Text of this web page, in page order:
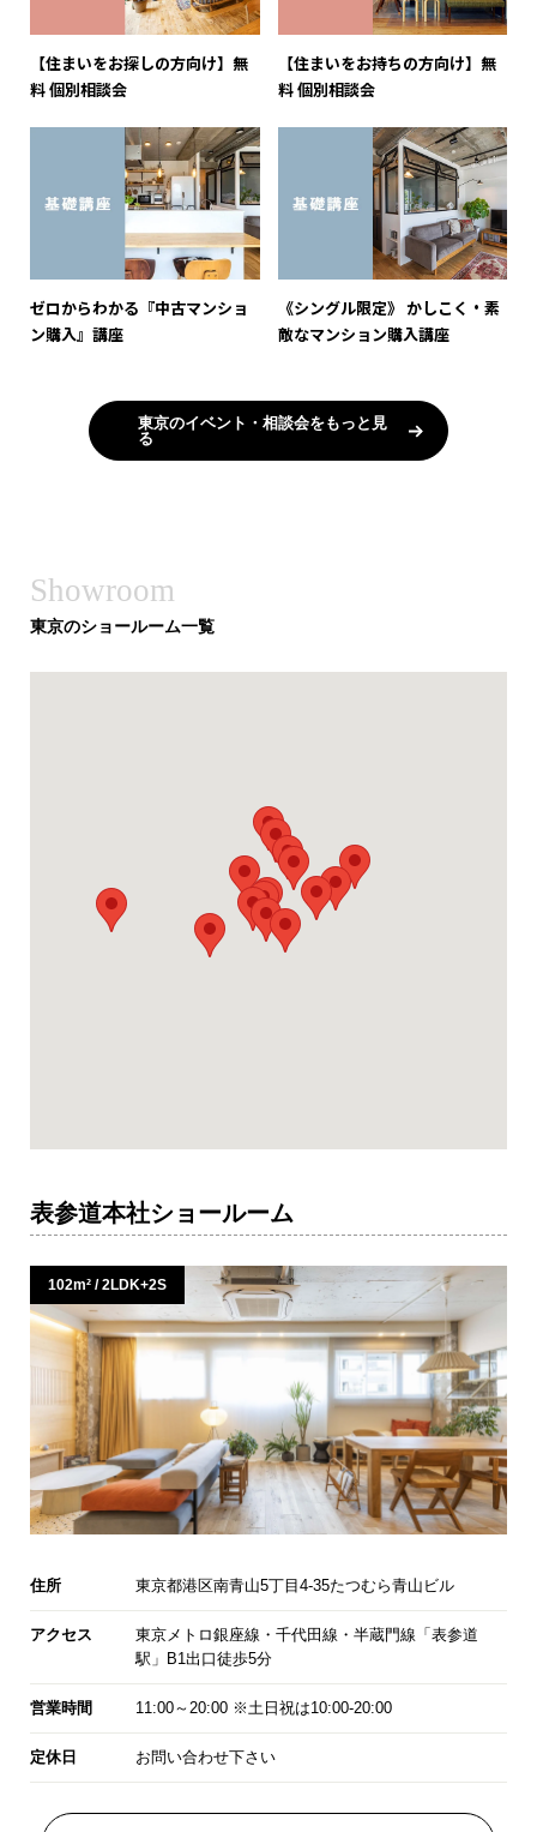
【住まいをお探しの方向け】無
料 個別相談会
【住まいをお持ちの方向け】無
料 個別相談会
ゼロからわかる『中古マンショ
ン購入』講座
《シングル限定》 かしこく・素
敵なマンション購入講座
東京のイベント・相談会をもっと見
る
Showroom
東京のショールーム一覧
表参道本社ショールーム
102m² / 2LDK+2S
住所 東京都港区南青山5丁目4-35たつむら青山ビル
アクセス
東京メトロ銀座線・千代田線・半蔵門線「表参道
駅」B1出口徒歩5分
営業時間 11:00～20:00 ※土日祝は10:00-20:00
定休日 お問い合わせ下さい